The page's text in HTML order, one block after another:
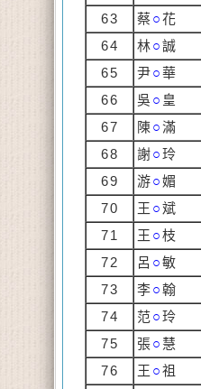
63 蔡○花
64 林○誠
65 尹○華
66 吳○ 皇
67 陳○滿
68 謝○玲
69 游○媚
70 王 ○斌
71 王 ○枝
72 呂 ○敏
73 李○翰
74 范○玲
75 張○ 慧
76 王 ○祖